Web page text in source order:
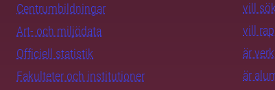
Centrumbildningar
Art- och miljödata
Officiell statistik
Fakulteter och institutioner
vill
vill
är
är